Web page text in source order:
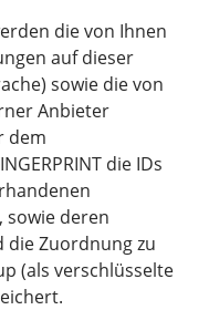
die von Ihnen
auf dieser
sowie die von
Anbieter
dem
die IDs
sowie deren
Zuordnung zu
(als verschlüsselte